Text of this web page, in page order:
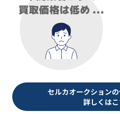
セルカオークション
詳しくは